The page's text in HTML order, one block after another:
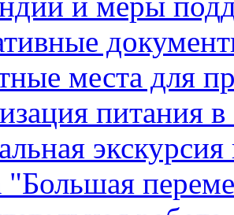
места для
питания в
"Большая